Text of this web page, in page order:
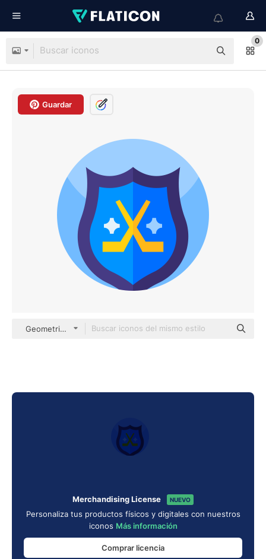
0
Guardar
Geometric Flat Circular Flat
Merchandising License NUEVO
Personaliza tus productos físicos y digitales con nuestros
iconos Más información
Comprar licencia